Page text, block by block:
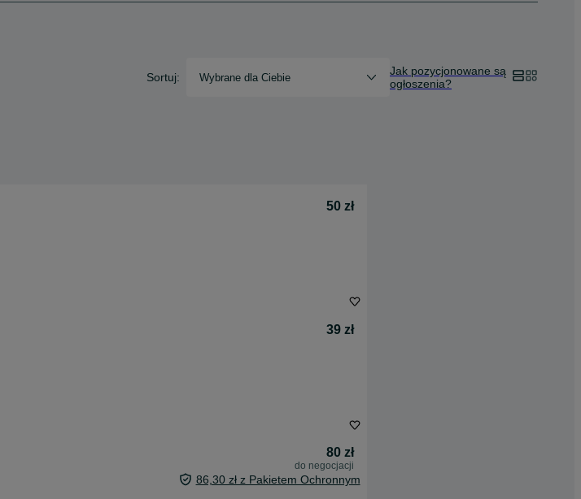
Sortuj: Wybrane dla Ciebie
Jak pozycjonowane są
ogłoszenia?
50 zł
39 zł
80 zł
do negocjacji
86,30 zł z Pakietem Ochronnym